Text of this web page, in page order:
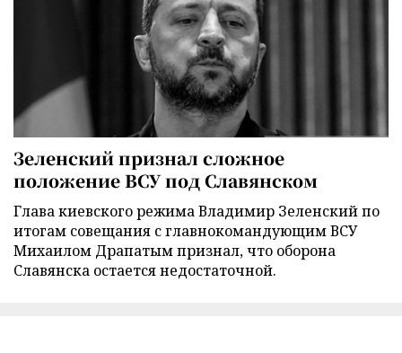
Зеленский признал сложное
положение ВСУ под Славянском
Глава киевского режима Владимир Зеленский по
итогам совещания с главнокомандующим ВСУ
Михаилом Драпатым признал, что оборона
Славянска остается недостаточной.